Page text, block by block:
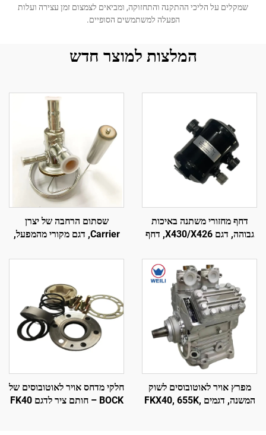
שמקלים על הליכי ההתקנה והתחזוקה, ומביאים לצמצום זמן עצירה ועלות
הפעלה למשתמשים הסופיים.
המלצות למוצר חדש
דחף מחזורי משתנה באיכות
גבוהה, דגם X430/X426, דחף
למכונות קירור Thermo King,
Bus Carrier ו-Transicold
שסתום הרחבה של יצרן
Carrier, דגם מקורי מהמפעל,
מקרר, קוד 14-00445-01
מפרץ אויר לאוטובוסים לשוק
המשנה, דגמים FKX40, 655K,
חלקי מדחס אויר לאוטובוסים של
BOCK – חותם ציר לדגם FK40